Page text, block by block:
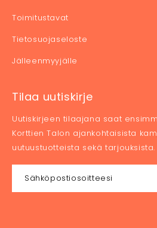
Toimitustavat
Tietosuojaseloste
Jälleenmyyjälle
Tilaa uutiskirje
Uutiskirjeen tilaajana saat
Korttien Talon ajankohtaisista
uutuustuotteista sekä tarjouksista.